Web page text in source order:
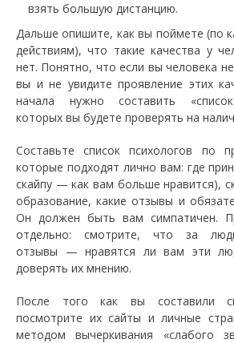
взять большую дистанцию.
Дальше опишите, как вы поймете (по
действиям), что такие качества у
нет. Понятно, что если вы человека
вы и не увидите проявление этих
начала нужно составить
которых вы будете проверять на
Составьте список психологов по
которые подходят лично вам: где
скайпу — как вам больше нравится),
образование, какие отзывы и
Он должен быть вам симпатичен.
отдельно: смотрите, что за
отзывы — нравятся ли вам эти
доверять их мнению.
После того как вы составили
посмотрите их сайты и личные
методом вычеркивания «слабого